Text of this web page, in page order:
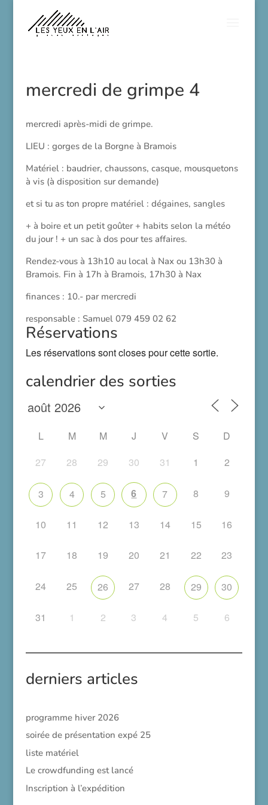
mercredi de grimpe 4
mercredi après-midi de grimpe.
LIEU : gorges de la Borgne à Bramois
Matériel : baudrier, chaussons, casque, mousquetons
à vis (à disposition sur demande)
et si tu as ton propre matériel : dégaines, sangles
+ à boire et un petit goûter + habits selon la météo
du jour ! + un sac à dos pour tes affaires.
Rendez-vous à 13h10 au local à Nax ou 13h30 à
Bramois. Fin à 17h à Bramois, 17h30 à Nax
finances : 10.- par mercredi
responsable : Samuel 079 459 02 62
Réservations
Les réservations sont closes pour cette sortie.
calendrier des sorties
L M M J V S
D
27
28 29 30 31 1 2
3 4 5 6 7 8 9
10 11 12 13 14 15 16
17 18 19 20 21 22 23
24 25 26 27 28 29 30
31 1 2 3 4 5 6
derniers articles
programme hiver 2026
soirée de présentation expé 25
liste matériel
Le crowdfunding est lancé
Inscription à l’expédition